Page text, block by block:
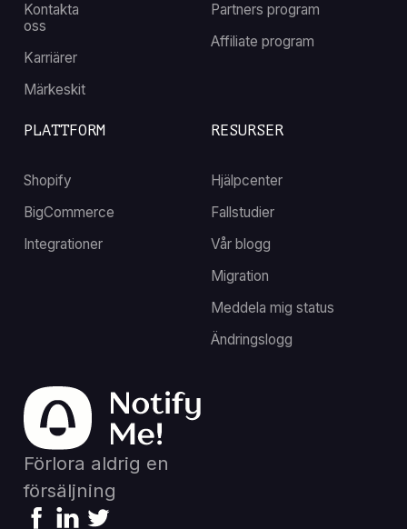
Kontakta
oss
Karriärer
Märkeskit
RESURSER
Hjälpcenter
Fallstudier
Vår blogg
Migration
Meddela mig status
Ändringslogg
Partners program
Affiliate program
PLATTFORM
Shopify
BigCommerce
Integrationer
Förlora aldrig en
försäljning